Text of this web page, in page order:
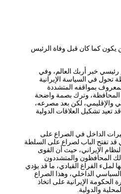
كان قبل وفاة الرئيس
خبر أربك العالم، وفي
السياسة الإيرانية
بمواقفه المتشددة
وترك بصمة واضحة
لكن بعد مصرعه،
العلاقات الدولية
في الصراع على
الباب لصراع على السلطة
حيث أن القوى
والمتشددون
القيادي، ما قد يؤدي
الداخلي، وهذا الصراع
الإيرانية على اتخاذ